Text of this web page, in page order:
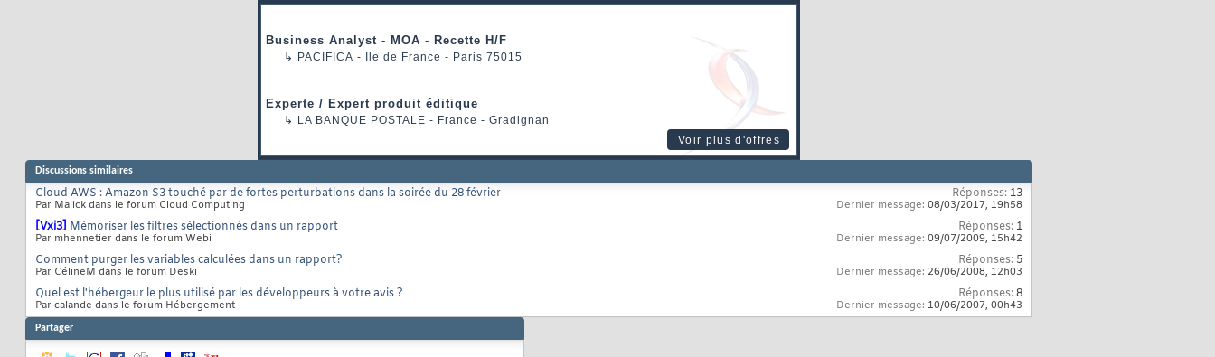
Business Analyst - MOA - Recette H/F
↳ PACIFICA - Ile de France - Paris 75015
Experte / Expert produit éditique
↳ LA BANQUE POSTALE - France - Gradignan
Voir plus d'offres
Discussions similaires
Cloud AWS : Amazon S3 touché par de fortes perturbations dans la soirée du 28 février
Par Malick dans le forum Cloud Computing
Réponses: 13
Dernier message: 08/03/2017, 19h58
[Vxi3] Mémoriser les filtres sélectionnés dans un rapport
Par mhennetier dans le forum Webi
Réponses: 1
Dernier message: 09/07/2009, 15h42
Comment purger les variables calculées dans un rapport?
Par CélineM dans le forum Deski
Réponses: 5
Dernier message: 26/06/2008, 12h03
Quel est l'hébergeur le plus utilisé par les développeurs à votre avis ?
Par calande dans le forum Hébergement
Réponses:8
Dernier message: 10/06/2007, 00h43
Partager